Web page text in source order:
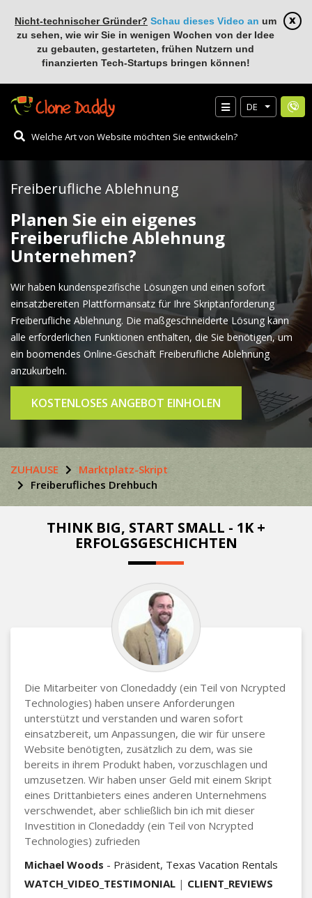
Nicht-technischer Gründer? Schau dieses Video an um
zu sehen, wie wir Sie in wenigen Wochen von der Idee
zu gebauten, gestarteten, frühen Nutzern und
finanzierten Tech-Startups bringen können!
DE
Freiberufliche Ablehnung
Planen Sie ein eigenes
Freiberufliche Ablehnung
Unternehmen?
Wir haben kundenspezifische Lösungen und einen sofort
einsatzbereiten Plattformansatz für Ihre Skriptanforderung
Freiberufliche Ablehnung. Die maßgeschneiderte Lösung kann
alle erforderlichen Funktionen enthalten, die Sie benötigen, um
ein boomendes Online-Geschäft Freiberufliche Ablehnung
anzukurbeln.
KOSTENLOSES ANGEBOT EINHOLEN
ZUHAUSE
Marktplatz-Skript
Freiberufliches Drehbuch
THINK BIG, START SMALL - 1K +
ERFOLGSGESCHICHTEN
Die Mitarbeiter von Clonedaddy (ein Teil von Ncrypted
Technologies) haben unsere Anforderungen
unterstützt und verstanden und waren sofort
einsatzbereit, um Anpassungen, die wir für unsere
Website benötigten, zusätzlich zu dem, was sie
bereits in ihrem Produkt haben, vorzuschlagen und
umzusetzen. Wir haben unser Geld mit einem Skript
eines Drittanbieters eines anderen Unternehmens
verschwendet, aber schließlich bin ich mit dieser
Investition in Clonedaddy (ein Teil von Ncrypted
Technologies) zufrieden
Michael Woods - Präsident, Texas Vacation Rentals
WATCH_VIDEO_TESTIMONIAL | CLIENT_REVIEWS